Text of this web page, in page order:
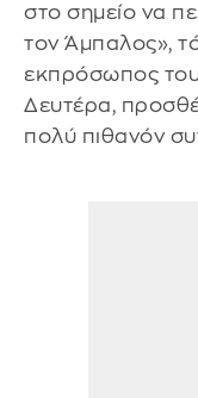
στο σημείο να
τον Άμπαλος»,
εκπρόσωπος
Δευτέρα,
πολύ πιθανόν